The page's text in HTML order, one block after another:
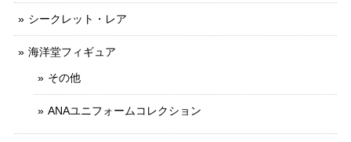
シークレット・レア
海洋堂フィギュア
その他
ANAユニフォームコレクション